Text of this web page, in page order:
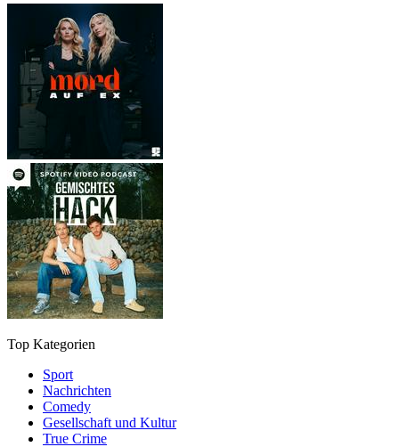
Top Kategorien
Sport
Nachrichten
Comedy
Gesellschaft und Kultur
True Crime